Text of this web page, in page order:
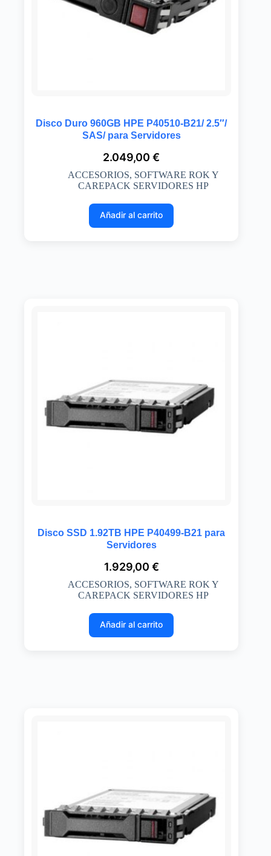
Disco Duro 960GB HPE P40510-B21/ 2.5″/
SAS/ para Servidores
2.049,00€
ACCESORIOS, SOFTWARE ROK Y
CAREPACK SERVIDORES HP
Añadir al carrito
Disco SSD 1.92TB HPE P40499-B21 para
Servidores
1.929,00 €
ACCESORIOS, SOFTWARE ROK Y
CAREPACK SERVIDORES HP
Añadir al carrito